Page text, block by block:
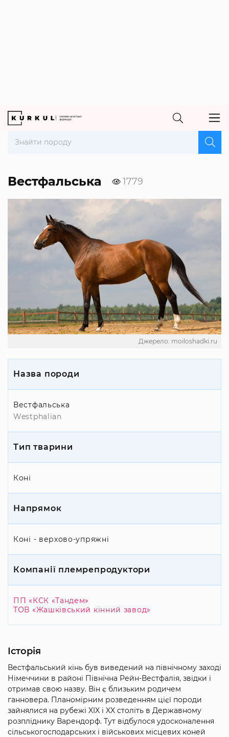
Вестфальська 1779
Джерело: moiloshadki.ru
Назва породи
Вестфальська
Westphalian
Тип тварини
Коні
Напрямок
Коні - верхово-упряжні
Компанії племрепродуктори
ПП «КСК «Тандем»
ТОВ «Жашківський кінний завод»
Історія
Вестфальський кінь був виведений на північному заході
Німеччини в районі Північна Рейн-Вестфалія, звідки і
отримав свою назву. Він є близьким родичем
ганновера. Планомірним розведенням цієї породи
зайнялися на рубежі XIX і XX століть в Державному
розпліднику Варендорф. Тут відбулося удосконалення
сільськогосподарських і військових місцевих коней